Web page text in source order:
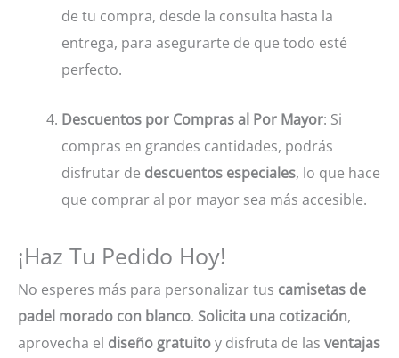
de tu compra, desde la consulta hasta la
entrega, para asegurarte de que todo esté
perfecto.
Descuentos por Compras al Por Mayor: Si
compras en grandes cantidades, podrás
disfrutar de descuentos especiales, lo que hace
que comprar al por mayor sea más accesible.
¡Haz Tu Pedido Hoy!
No esperes más para personalizar tus camisetas de
padel morado con blanco. Solicita una cotización,
aprovecha el diseño gratuitoy disfruta de las ventajas